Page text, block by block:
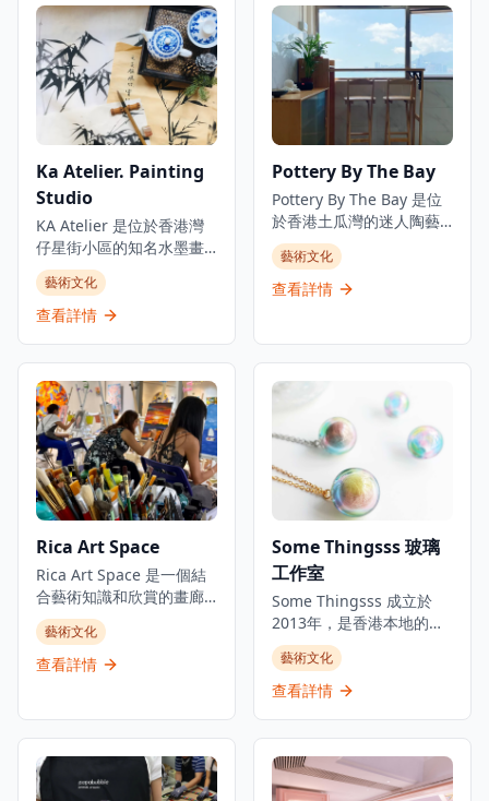
Ka Atelier. Painting
Studio
KA Atelier 是位於香港灣
仔星街小區的知名水墨畫
工作室，提供廣受歡迎的
水墨畫課程和獨特的創意
工作坊。工作室真正融合
術愛好者。無論是初學者
還是進階學員，都能在這
裡找到適合的課程，從傳
統中國水墨畫技法到現代
創意藝術表達，KA Atelier
提供全面的藝術教育體
驗。工作室環境優雅寧
作空間，讓每位參與者都
能在專業導師的指導下探
索和發展自己的藝術潛
能。這裡不僅是學習繪畫
的地方，更是文化交流和
藝術創作的溫馨社區。
藝術文化
查看詳情
Pottery By The Bay
Pottery By The Bay 是位
於香港土瓜灣的迷人陶藝
工作室，專注於手工製作
的陶瓷作品，展現出受海
岸主題啟發的獨特設計。
還可以參加工作坊，在專
業導師的指導下學習陶藝
技能並創作自己的作品，
從拉坯到上釉，體驗完整
的陶藝製作過程。工作室
環境溫馨舒適，適合情
侶、朋友或家庭一起參
與，創造獨特的藝術體驗
和美好回憶。無論是想要
學習新技能的初學者，還
是尋求創作靈感的藝術愛
好者，Pottery By The Bay
都能提供豐富的陶藝體
驗，使其成為藝術愛好者
和休閒遊客的熱門目的
地。
藝術文化
查看詳情
Rica Art Space
Rica Art Space 是一個結
合藝術知識和欣賞的畫廊
和工作室。位於灣仔，這
個創意工作坊和畫廊提供
壓克力藝術即興創作工作
也是來自世界各地先鋒藝
術家的展覽空間。Rica Art
藝術文化
查看詳情
Some Thingsss 玻璃
工作室
Some Thingsss 成立於
2013年，是香港本地的手
工玻璃工作室，運用不同
的玻璃工藝創作，將玻璃
工藝融入生活。工作室通
藝術。除推出手工玻璃產
品外，開設不同主題的玻
藝術文化
查看詳情